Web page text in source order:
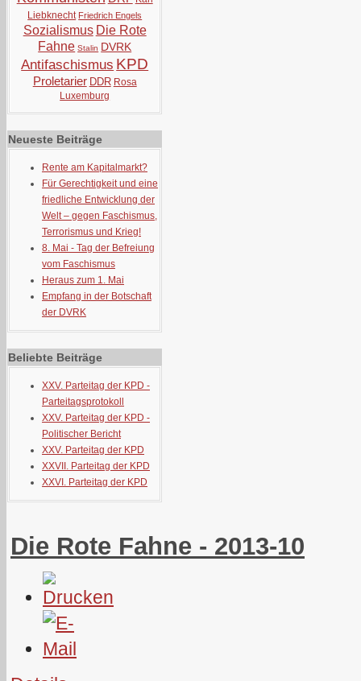
Liebknecht Friedrich Engels
Sozialismus Die Rote
Fahne Stalin DVRK
Antifaschismus KPD
Proletarier DDR Rosa
Luxemburg
Neueste Beiträge
Rente am Kapitalmarkt?
Für Gerechtigkeit und eine
friedliche Entwicklung der
Welt – gegen Faschismus,
Terrorismus und Krieg!
8. Mai - Tag der Befreiung
vom Faschismus
Heraus zum 1. Mai
Empfang in der Botschaft
der DVRK
Beliebte Beiträge
XXV. Parteitag der KPD -
Parteitagsprotokoll
XXV. Parteitag der KPD -
Politischer Bericht
XXV. Parteitag der KPD
XXVII. Parteitag der KPD
XXVI. Parteitag der KPD
Die Rote Fahne - 2013-10